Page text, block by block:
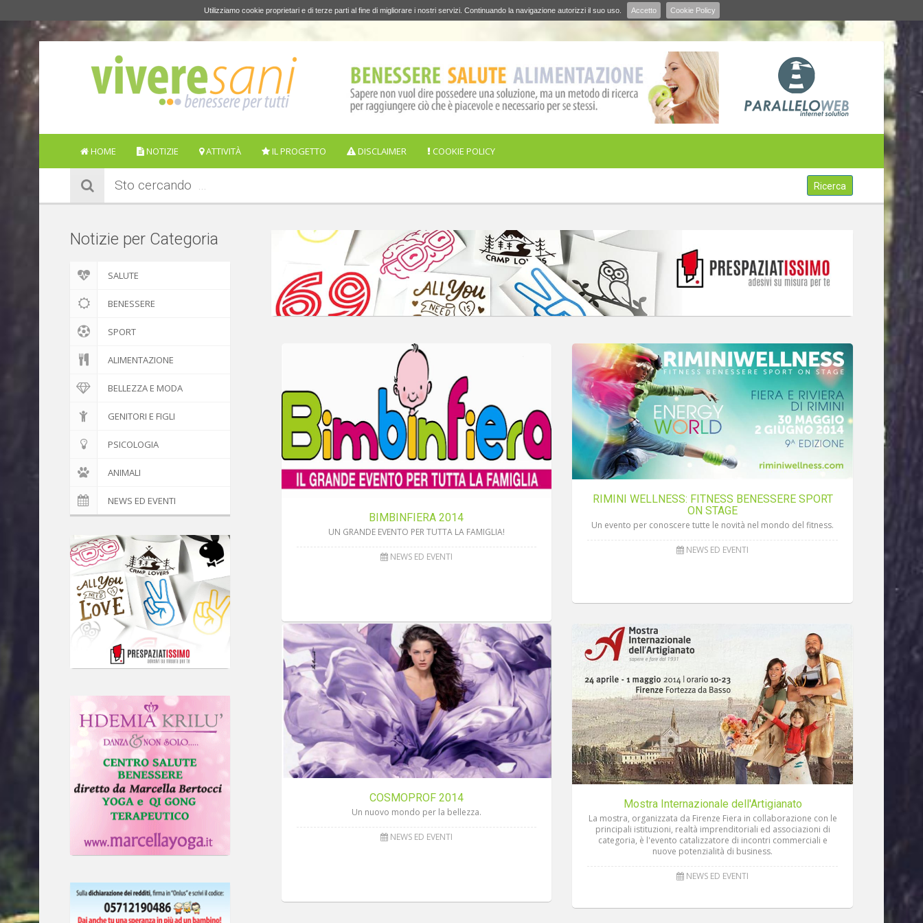
Utilizziamo cookie proprietari e di terze parti al fine di migliorare i nostri servizi. Continuando la navigazione autorizzi il suo uso. Accetto Cookie Policy
HOME NOTIZIE ATTIVITÀ IL PROGETTO DISCLAIMER COOKIE POLICY
Sto cercando Ricerca
Notizie per Categoria
SALUTE
BENESSERE
SPORT
ALIMENTAZIONE
BELLEZZA E MODA
GENITORI E FIGLI
PSICOLOGIA
ANIMALI
NEWS ED EVENTI
BIMBINFIERA 2014
UN GRANDE EVENTO PER TUTTA LA FAMIGLIA!
NEWS ED EVENTI
RIMINI WELLNESS: FITNESS BENESSERE SPORT
ON STAGE
Un evento per conoscere tutte le novità nel mondo del fitness.
NEWS ED EVENTI
COSMOPROF 2014
Un nuovo mondo per la bellezza.
NEWS ED EVENTI
Mostra Internazionale dell'Artigianato
La mostra, organizzata da Firenze Fiera in collaborazione con le
principali istituzioni, realtà imprenditoriali ed associazioni di
categoria, è l'evento catalizzatore di incontri commerciali e
nuove potenzialità di business.
NEWS ED EVENTI